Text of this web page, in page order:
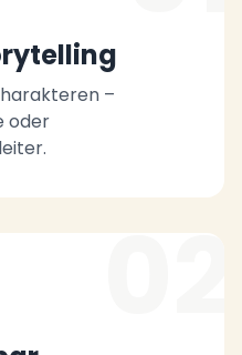
–
oder